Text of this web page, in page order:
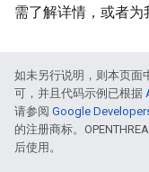
需了解详情，或者
如未另行说明，则本页面
可，并且代码示例已根据
请参阅 Google
的注册商标。
后使用。